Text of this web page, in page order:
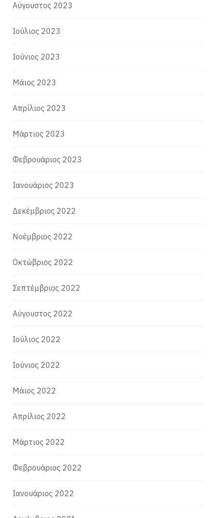
Αύγουστος 2023
Ιούλιος 2023
Ιούνιος 2023
Μάιος 2023
Απρίλιος 2023
Μάρτιος 2023
Φεβρουάριος 2023
Ιανουάριος 2023
Δεκέμβριος 2022
Νοέμβριος 2022
Οκτώβριος 2022
Σεπτέμβριος 2022
Αύγουστος 2022
Ιούλιος 2022
Ιούνιος 2022
Μάιος 2022
Απρίλιος 2022
Μάρτιος 2022
Φεβρουάριος 2022
Ιανουάριος 2022